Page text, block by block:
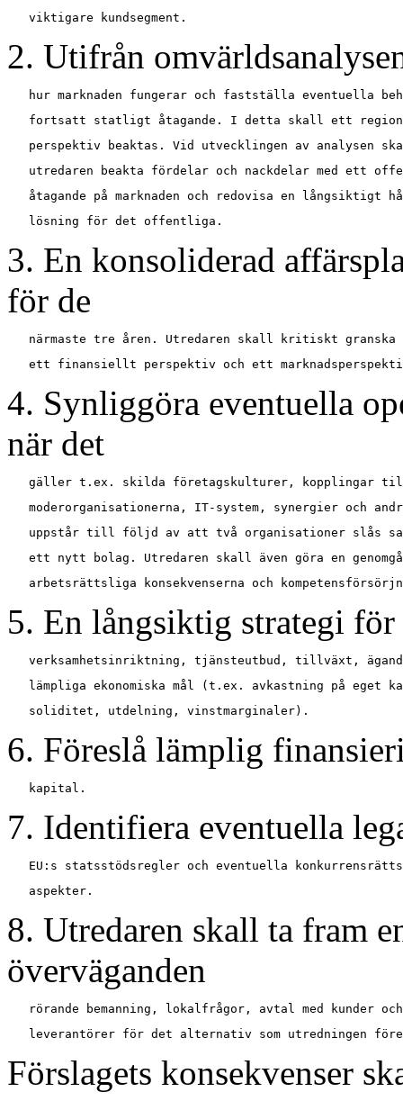
2. Utifrån
3. En konsoliderad
för de
4. Synliggöra eventuella
när det
5. En långsiktig strategi
6. Föreslå lämplig
7. Identifiera eventuella
8. Utredaren skall ta fram
överväganden
Förslagets konsekvenser